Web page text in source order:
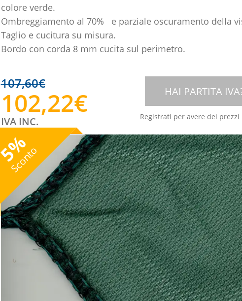
colore verde.
Ombreggiamento al 70% e parziale oscuramento della
Taglio e cucitura su misura.
Bordo con corda 8 mm cucita sul perimetro.
107,60€
102,22€
IVA INC.
HAI PARTITA
Registrati per avere dei prezzi
5
%
Sconto